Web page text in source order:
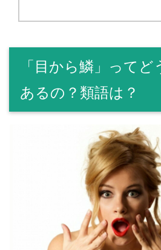
「目から鱗」って
あるの？類語は？